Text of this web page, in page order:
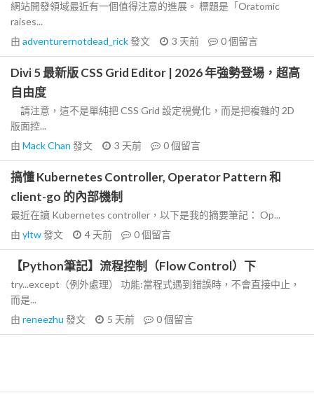
網站開發領域最近有一個值得注意的進展。 標題是「Oratomic
raises...
由 adventurernotdead_rick發文 3 天前 0個留言
Divi 5 最新版 CSS Grid Editor | 2026 年強勢登場，超高
自由度
請注意，這不是單純把 CSS Grid 設定視覺化，而是把複雜的 2D
版面控...
由 Mack Chan 發文 3 天前 0個留言
搞懂 Kubernetes Controller, Operator Pattern 和
client-go 的內部機制
最近在讀 Kubernetes controller，以下是我的摘要筆記： Op...
由 yltw發文 4 天前 0個留言
【Python筆記】流程控制（Flow Control）下
try...except（例外處理） 功能:當程式遇到錯誤時，不會直接中止，
而是...
由 reneezhu 發文 5 天前 0個留言